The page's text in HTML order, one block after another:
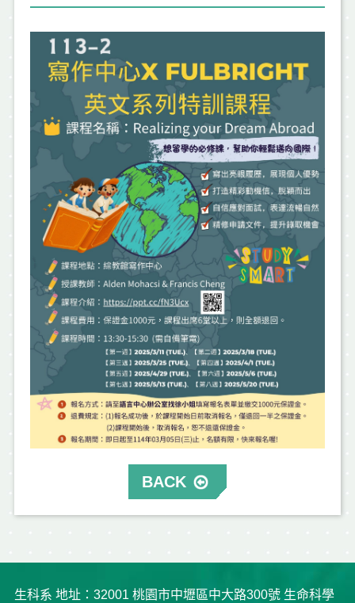
BACK
生科系 地址：32001 桃園市中壢區中大路300號 生命科學